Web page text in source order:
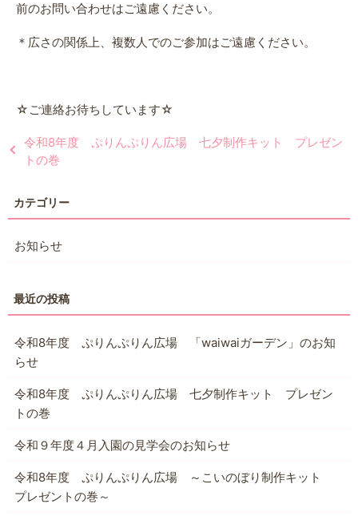
前のお問い合わせはご遠慮ください。
＊広さの関係上、複数人でのご参加はご遠慮ください。
☆ご連絡お待ちしています☆
令和8年度 ぷりんぷりん広場 七夕制作キット プレゼン
トの巻
お知らせ
令和8年度 ぷりんぷりん広場 「waiwaiガーデン」のお知
らせ
令和8年度 ぷりんぷりん広場 七夕制作キット プレゼン
トの巻
令和９年度４月入園の見学会のお知らせ
令和8年度 ぷりんぷりん広場 ～こいのぼり制作キット
プレゼントの巻～